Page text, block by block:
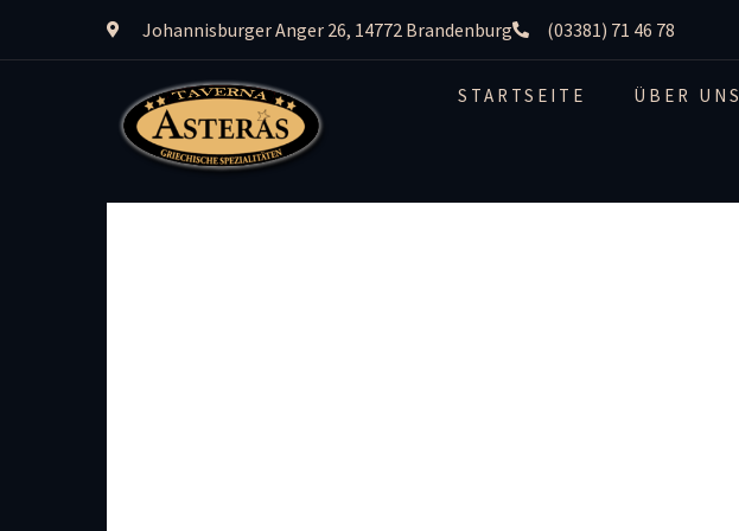
Johannisburger Anger 26, 14772 Brandenburg (03381) 71 46 78
STARTSEITE ÜBER UNS